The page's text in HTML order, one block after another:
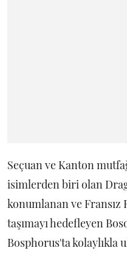
Seçuan ve Kanton
isimlerden biri olan
konumlanan ve Fransız
taşımayı hedefleyen
Bosphorus'ta kolaylıkla